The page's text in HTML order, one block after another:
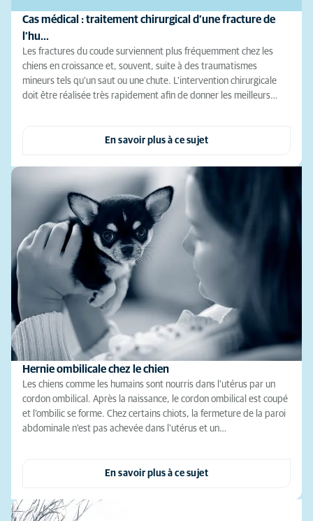
Cas médical : traitement chirurgical d’une fracture de
l’hu…
Les fractures du coude surviennent plus fréquemment chez les
chiens en croissance et, souvent, suite à des traumatismes
mineurs tels qu'un saut ou une chute. L'intervention chirurgicale
doit être réalisée très rapidement afin de donner les meilleurs…
En savoir plus à ce sujet
Hernie ombilicale chez le chien
Les chiens comme les humains sont nourris dans l’utérus par un
cordon ombilical. Après la naissance, le cordon ombilical est coupé
et l’ombilic se forme. Chez certains chiots, la fermeture de la paroi
abdominale n’est pas achevée dans l’utérus et un…
En savoir plus à ce sujet